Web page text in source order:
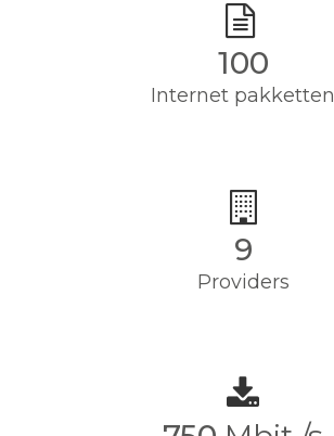
100
Internet pakketten
9
Providers